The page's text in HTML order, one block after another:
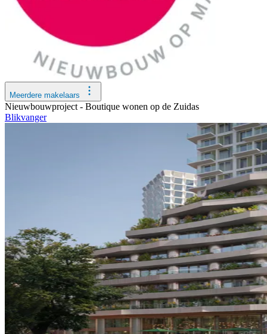
Meerdere makelaars
Nieuwbouwproject - Boutique wonen op de Zuidas
Blikvanger